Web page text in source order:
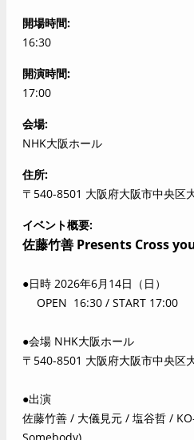
開場時間
16:30
開演時間
17:00
会場
NHK大阪ホール
住所
〒540-8501 大阪府大阪市中央区
イベント概要
佐藤竹善 Presents Cross
●日時 2026年6月14日（日）
OPEN 16:30 / START 17:00
●会場 NHK大阪ホール
〒540-8501 大阪府大阪市中央区
●出演
佐藤竹善 / 大儀見元 / 塩谷哲 /
Somebody)